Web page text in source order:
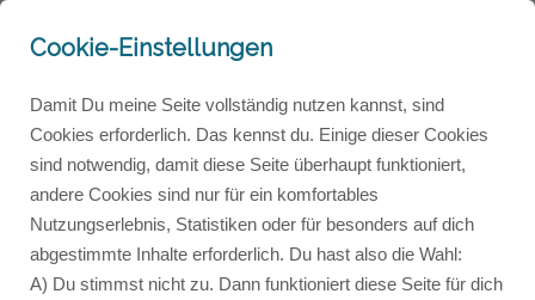
Wie willst du mit mir arbeiten?
Folgende Möglichkeiten werden am
häufigsten angefragt:
Cookie-Einstellungen
Damit Du meine Seite vollständig nutzen kannst, sind
Cookies erforderlich. Das kennst du. Einige dieser Cookies
sind notwendig, damit diese Seite überhaupt funktioniert,
andere Cookies sind nur für ein komfortables
Nutzungserlebnis, Statistiken oder für besonders auf dich
abgestimmte Inhalte erforderlich. Du hast also die Wahl:
A) Du stimmst nicht zu. Dann funktioniert diese Seite für dich